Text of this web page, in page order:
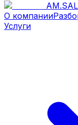
AM.
О компании
Услуги